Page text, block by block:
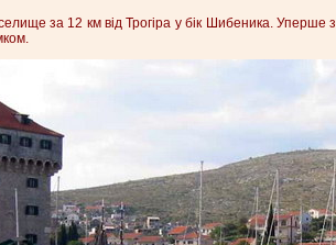
за 12 км від Трогіра у бік Шибеника. Уперше